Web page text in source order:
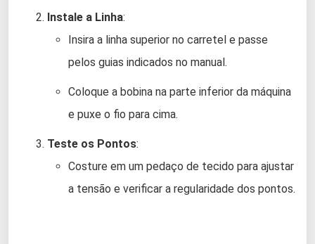
Instale a Linha:
Insira a linha superior no carretel e passe
pelos guias indicados no manual.
Coloque a bobina na parte inferior da máquina
e puxe o fio para cima.
Teste os Pontos:
Costure em um pedaço de tecido para ajustar
a tensão e verificar a regularidade dos pontos.